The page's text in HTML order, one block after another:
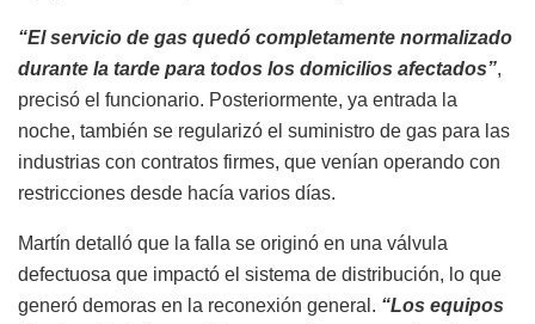
“El servicio de gas quedó completamente normalizado
durante la tarde para todos los domicilios afectados”,
precisó el funcionario. Posteriormente, ya entrada la
noche, también se regularizó el suministro de gas para las
industrias con contratos firmes, que venían operando con
restricciones desde hacía varios días.
Martín detalló que la falla se originó en una válvula
defectuosa que impactó el sistema de distribución, lo que
generó demoras en la reconexión general. “Los equipos